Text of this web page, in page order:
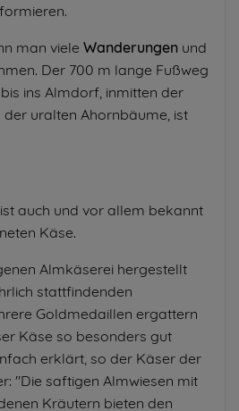
man viele Wanderungen und
Der 700 m lange Fußweg
ins Almdorf, inmitten der
uralten Ahornbäume, ist
auch und vor allem bekannt
Käse.
Almkäserei hergestellt
stattfindenden
Goldmedaillen ergattern
Käse so besonders gut
erklärt, so der Käser der
"Die saftigen Almwiesen mit
Kräutern bieten den